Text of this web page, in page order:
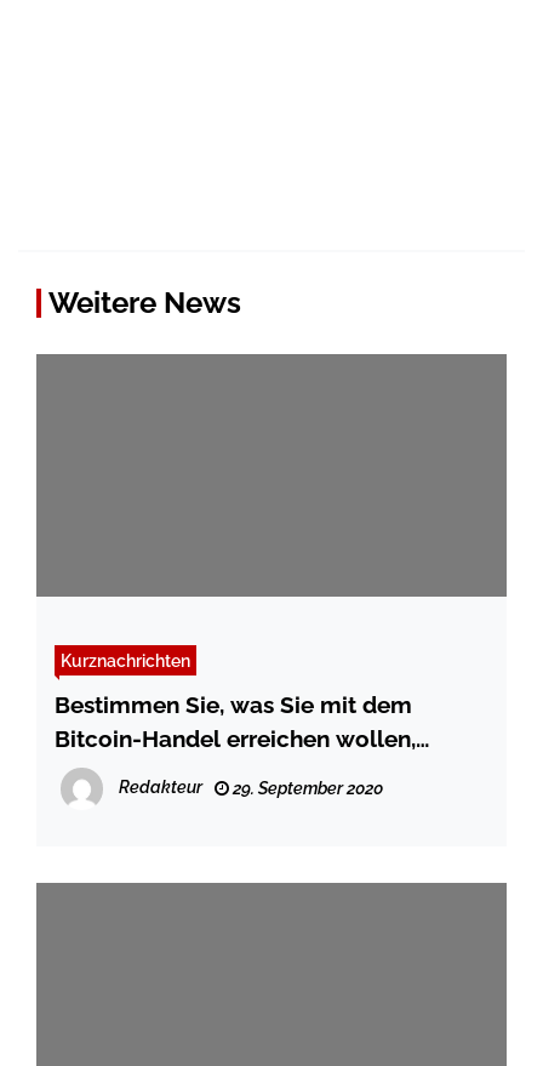
Weitere News
Kurznachrichten
Bestimmen Sie, was Sie mit dem
Bitcoin-Handel erreichen wollen,
indem Sie kurzfristige und andere
langfristige Ziele festlegen.
Redakteur 29. September 2020